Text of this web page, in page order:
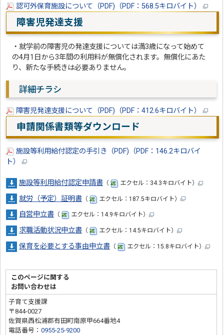
認可外保育施設について（PDF)（PDF：568.5キロバイト）
障害児発達支援
・就学前の障害児の発達支援については満3歳になって始めて
の4月1日から3年間の利用料が無償化されます。無償化にあた
り、新たな手続きは必要ありません。
詳細チラシ
障害児発達支援について（PDF)（PDF：412.6キロバイト）
申請関係書類等ダウンロード
施設等利用給付認定の手引き（PDF)（PDF：146.2キロバイ
ト）
施設等利用給付認定申請書 （ エクセル：34.3キロバイト）
就労（予定）証明書 （ エクセル：187.5キロバイト）
自営申立書 （ エクセル：14.9キロバイト）
求職活動状況申立書 （ エクセル：14.5キロバイト）
保育を必要とする事由申立書 （ エクセル：15.8キロバイト）
このページに関する
お問い合わせは
子育て支援課
〒844-0027
佐賀県西松浦郡有田町南原甲664番地4
電話番号：0955-25-9200